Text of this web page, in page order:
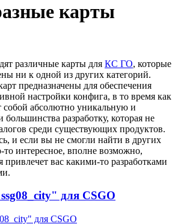
карты
различные карты для КС ГО, которые
ни к одной из других категорий.
предназначены для обеспечения
настройки конфига, в то время как
собой абсолютно уникальную и
разработку, которая не
среди существующих продуктов.
и если вы не смогли найти в других
то интересное, вполне возможно,
привлечет вас какими-то разработками
для CSGO